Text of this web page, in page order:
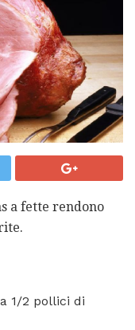
a fette rendono
1/2 pollici di